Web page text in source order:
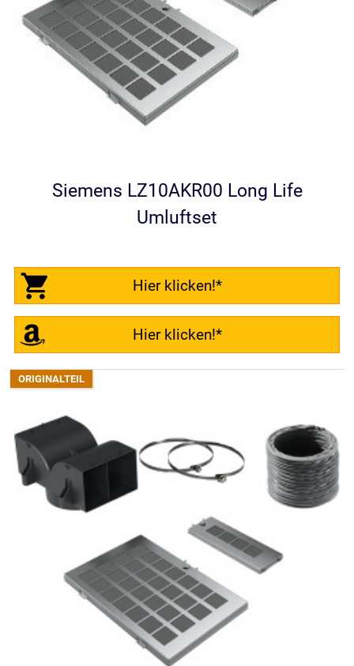
Siemens LZ10AKR00 Long Life
Umluftset
Hier klicken!*
Hier klicken!*